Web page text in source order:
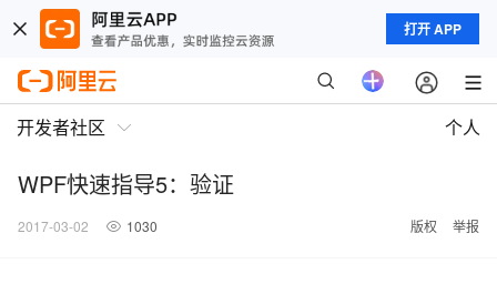
打开 APP
开发者社区 个人
WPF快速指导5：验证
2017-03-02 1030 版权 举报